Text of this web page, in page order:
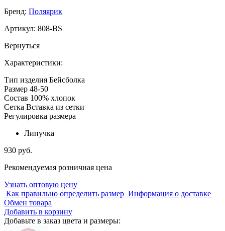
Бренд: Поляярик
Артикул: 808-BS
Вернуться
Характеристики:
Тип изделия Бейсболка
Размер 48-50
Состав 100% хлопок
Сетка Вставка из сетки
Регулировка размера
Липучка
930 руб.
Рекомендуемая розничная цена
Узнать оптовую цену
Как правильно определить размер Информация о доставке
Обмен товара
Добавить в корзину
Добавьте в заказ цвета и размеры: